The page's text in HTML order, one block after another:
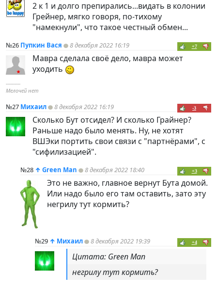
2 к 1 и долго препирались...видать в колонии
Грейнер, мягко говоря, по-тихому
"намекнули", что такое честный обмен...
№26 Пупкин Вася 8 декабря 2022 16:19 +7
Мавра сделала своё дело, мавра может
уходить
----------
Мелочей нет
№27 Михаил 8 декабря 2022 16:19 -3
Сколько Бут отсидел? И сколько Грайнер?
Раньше надо было менять. Ну, не хотят
ВШЭки портить свои связи с "партнёрами", с
"сифилизацией".
№28 ↑ Green Man 8 декабря 2022 18:40 +3
Это не важно, главное вернут Бута домой.
Или надо было его там оставить, зато эту
негрилу тут кормить?
№29 ↑ Михаил 8 декабря 2022 19:39 +4
Цитата: Green Man
негрилу тут кормить?